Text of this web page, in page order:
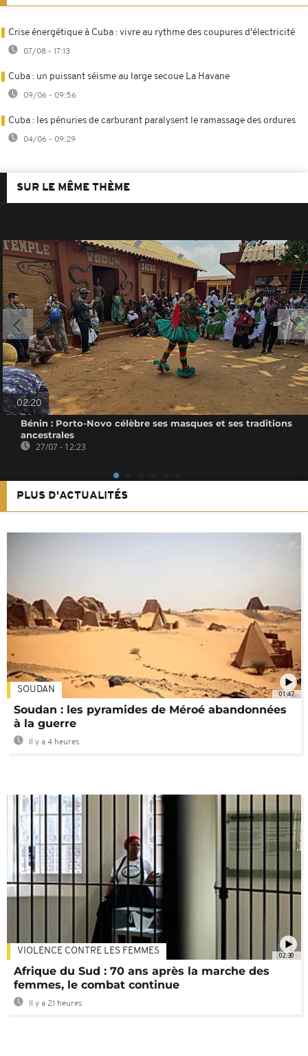
Crise énergétique à Cuba : vivre au rythme des coupures d'électricité
07/08 - 17:13
Cuba : un puissant séisme au large secoue La Havane
09/06 - 09:56
Cuba : les pénuries de carburant paralysent le ramassage des ordures
04/06 - 09:29
SUR LE MÊME THÈME
02:20
Bénin : Porto-Novo célèbre ses masques et ses traditions
ancestrales
27/07 - 12:23
PLUS D'ACTUALITÉS
01:47
SOUDAN
Soudan : les pyramides de Méroé abandonnées
à la guerre
Il y a 4 heures
02:30
VIOLENCE CONTRE LES FEMMES
Afrique du Sud : 70 ans après la marche des
femmes, le combat continue
Il y a 21 heures